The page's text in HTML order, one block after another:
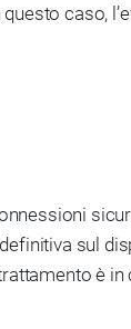
caso,
sul
è in